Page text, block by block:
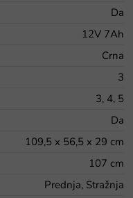
Da
12V 7Ah
Crna
3
3, 4, 5
Da
109,5 x 56,5 x 29 cm
107 cm
Prednja, Stražnja